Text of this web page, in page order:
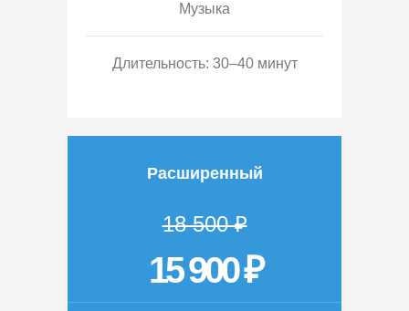
Музыка
Длительность: 30–40 минут
Расширенный
18 500 ₽
15 900 ₽